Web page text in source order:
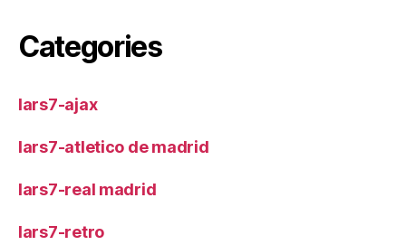
Categories
lars7-ajax
lars7-atletico de madrid
lars7-real madrid
lars7-retro